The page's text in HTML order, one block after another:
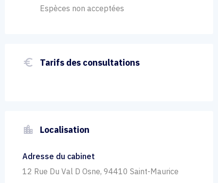
Espèces non acceptées
euro_symbol Tarifs des consultations
location_city Localisation
Adresse du cabinet
12 Rue Du Val D Osne, 94410 Saint-Maurice